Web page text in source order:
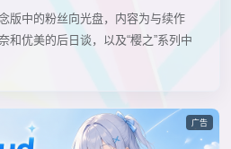
版中的粉丝向光盘，内容为与续作
和优美的后日谈，以及“樱之”系列中
广告